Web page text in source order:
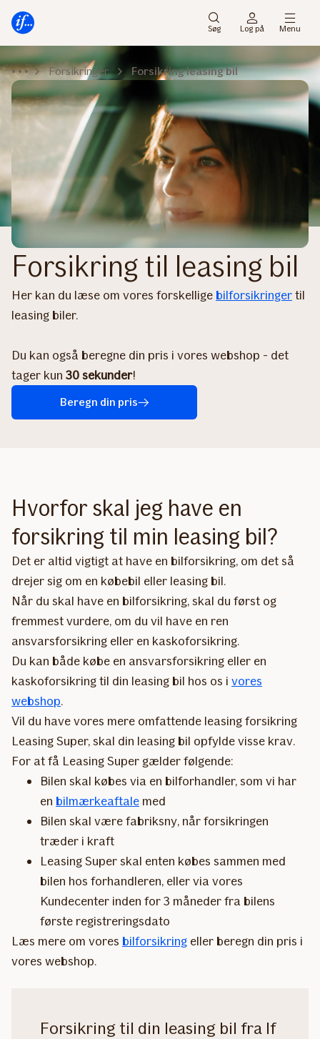
Søg Log på Menu
Forsikringer Forsikring leasing bil
Forsikring til leasing bil
Her kan du læse om vores forskellige bilforsikringertil
leasing biler.
Du kan også beregne din pris i vores webshop - det
tager kun 30 sekunder!
Beregn din pris
Hvorfor skal jeg have en
forsikring til min leasing bil?
Det er altid vigtigt at have en bilforsikring, om det så
drejer sig om en købebil eller leasing bil.
Når du skal have en bilforsikring, skal du først og
fremmest vurdere, om du vil have en ren
ansvarsforsikring eller en kaskoforsikring.
Du kan både købe en ansvarsforsikring eller en
kaskoforsikring til din leasing bil hos os i vores
webshop.
Vil du have vores mere omfattende leasing forsikring
Leasing Super, skal din leasing bil opfylde visse krav.
For at få Leasing Super gælder følgende:
Bilen skal købes via en bilforhandler, som vi har
en bilmærkeaftale med
Bilen skal være fabriksny, når forsikringen
træder i kraft
Leasing Super skal enten købes sammen med
bilen hos forhandleren, eller via vores
Kundecenter inden for 3 måneder fra bilens
første registreringsdato
Læs mere om vores bilforsikring eller beregn din pris i
vores webshop.
Forsikring til din leasing bil fra If